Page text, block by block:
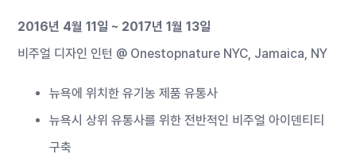
2016년 4월 11일 ~ 2017년 1월 13일
비주얼 디자인 인턴 @ Onestopnature NYC, Jamaica, NY
뉴욕에 위치한 유기농 제품 유통사
뉴욕시 상위 유통사를 위한 전반적인 비주얼 아이덴티티
구축